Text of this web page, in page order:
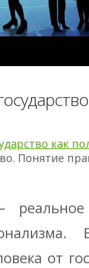
как
Понятие
–
от